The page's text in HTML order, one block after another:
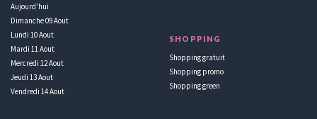
Aujourd'hui
Dimanche 09 Aout
Lundi 10 Aout
Mardi 11 Aout
Mercredi 12 Aout
Jeudi 13 Aout
Vendredi 14 Aout
SHOPPING
Shopping gratuit
Shopping promo
Shopping green